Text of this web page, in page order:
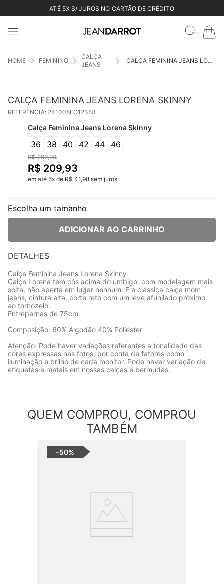
ATÉ 5X S/ JUROS NO CARTÃO DE CRÉDITO
FEMININO
CALÇA
JEANS
CALÇA FEMININA JEANS LORENA SKINNY
CALÇA FEMININA JEANS LORENA SKINNY
REFERÊNCIA: 241008LO12353
Calça Feminina Jeans Lorena Skinny
36 38 40 42 44 46
R$ 299,90
R$ 209,93
em até 5x de R$ 41,98 sem juros
Escolha um tamanho
ADICIONAR AO CARRINHO
DETALHES
Calça Feminina Jeans Lorena Skinny.
Calça Lorena tem cós acima do umbigo, com modelagem mais
solta, não aperta em lugar nenhum. E a clássica calça mom
jeans, cintura alta, corte reto com um leve afunilado próximo
ao tornozelo.
Entrepernas de 75cm.
Composição: 60% Algodão 40% Poliéster
Atenção: Pode haver variações referentes à tonalidade das
cores expressas nas fotos, por conta de fatores como
iluminação e brilho de cada monitor. Pode haver variação de
etiquetas e metais em nossas calças e bermudas.
QUEM COMPROU, COMPROU
TAMBÉM
-50%